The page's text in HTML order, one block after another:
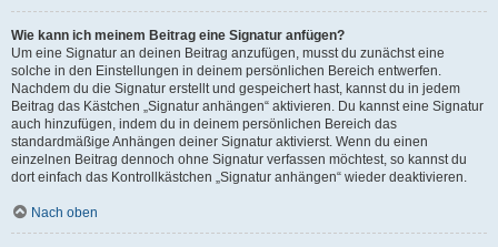
Wie kann ich meinem Beitrag eine Signatur anfügen?
Um eine Signatur an deinen Beitrag anzufügen, musst du zunächst eine
solche in den Einstellungen in deinem persönlichen Bereich entwerfen.
Nachdem du die Signatur erstellt und gespeichert hast, kannst du in jedem
Beitrag das Kästchen „Signatur anhängen“ aktivieren. Du kannst eine Signatur
auch hinzufügen, indem du in deinem persönlichen Bereich das
standardmäßige Anhängen deiner Signatur aktivierst. Wenn du einen
einzelnen Beitrag dennoch ohne Signatur verfassen möchtest, so kannst du
dort einfach das Kontrollkästchen „Signatur anhängen“ wieder deaktivieren.
Nach oben